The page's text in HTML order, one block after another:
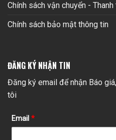
Chính sách vận chuyển - Thanh
Chính sách bảo mật thông tin
ĐĂNG KÝ NHẬN TIN
Đăng ký email để nhận Báo
tôi
Email *